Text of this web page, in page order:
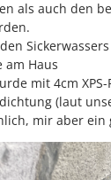
als auch den
am Haus
mit 4cm
(laut
mir aber ein